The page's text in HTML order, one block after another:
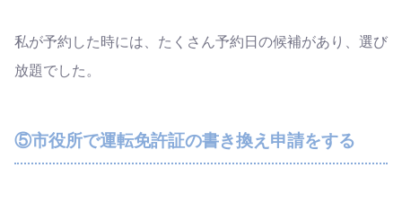
私が予約した時には、たくさん予約日の候補があり、選び
放題でした。
⑤市役所で運転免許証の書き換え申請をする